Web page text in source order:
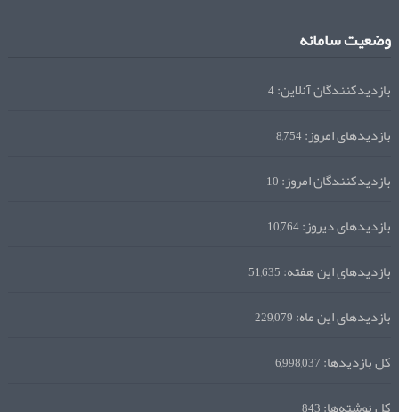
وضعیت سامانه
بازدیدکنندگان آنلاین:4
بازدیدهای امروز:8,754
بازدیدکنندگان امروز:10
بازدیدهای دیروز:10,764
بازدیدهای این هفته:51,635
بازدیدهای این ماه:229,079
کل بازدیدها:6,998,037